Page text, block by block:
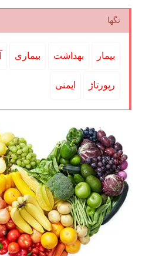
تگها
بیمار بهداشت بیماری
رپورتاژ ایمنی